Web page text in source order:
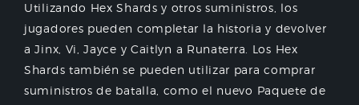
Utilizando Hex Shards y otros suministros, los
jugadores pueden completar la historia y devolver
a Jinx, Vi, Jayce y Caitlyn a Runaterra. Los Hex
Shards también se pueden utilizar para comprar
suministros de batalla, como el nuevo Paquete de